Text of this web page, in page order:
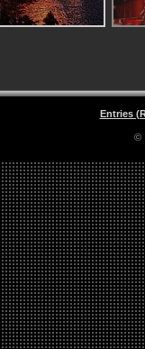
Entries
©